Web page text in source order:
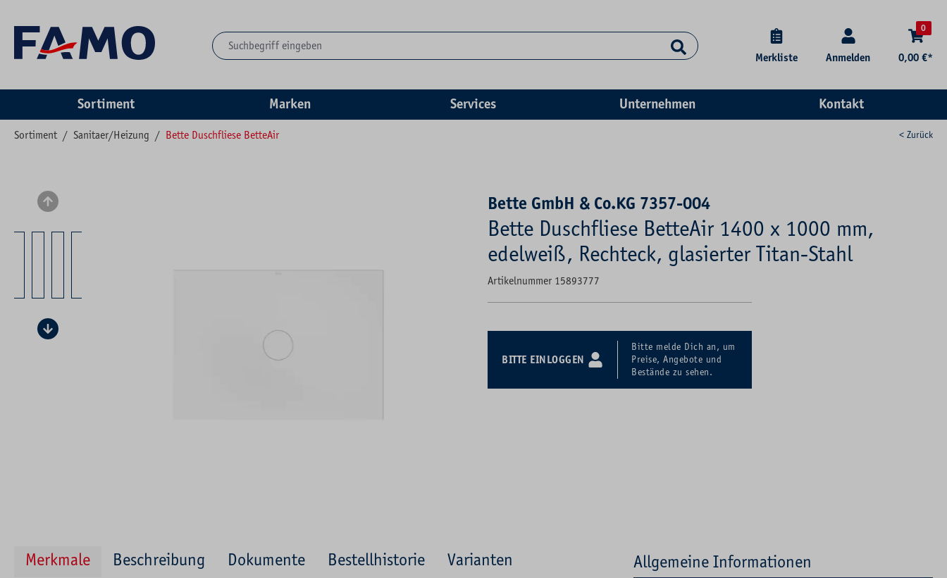
Merkliste Anmelden
0
0,00 €*
Sortiment Marken Services Unternehmen Kontakt
Sortiment / Sanitaer/Heizung / Bette Duschfliese BetteAir < Zurück
Bildergalerie überspringen Bette GmbH & Co.KG 7357-004
Bette Duschfliese BetteAir 1400 x 1000 mm,
edelweiß, Rechteck, glasierter Titan-Stahl
Artikelnummer 15893777
BITTE EINLOGGEN
Bitte melde Dich an, um
Preise, Angebote und
Bestände zu sehen.
Merkmale Beschreibung Dokumente Bestellhistorie
Varianten
Allgemeine Informationen